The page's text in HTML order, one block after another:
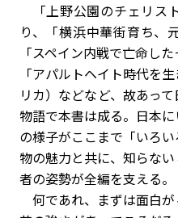
「上野公園のチェリス
り、「横浜中華街育ち、
「スペイン内戦で亡命し
「アパルトヘイト時代を
リカ）などなど、故あっ
物語で本書は成る。日本
の様子がここまで「いろ
物の魅力と共に、知らな
者の姿勢が全編を支える。
何であれ、まずは面白